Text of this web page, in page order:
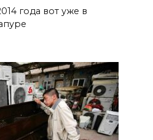
года вот уже в